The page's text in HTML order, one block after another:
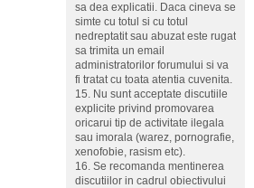
sa dea explicatii. Daca cineva se
simte cu totul si cu totul
nedreptatit sau abuzat este rugat
sa trimita un email
administratorilor forumului si va
fi tratat cu toata atentia cuvenita.
15. Nu sunt acceptate discutiile
explicite privind promovarea
oricarui tip de activitate ilegala
sau imorala (warez, pornografie,
xenofobie, rasism etc).
16. Se recomanda mentinerea
discutiilor in cadrul obiectivului